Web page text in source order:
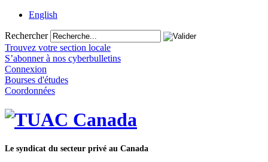
English
Rechercher
Trouvez votre section locale
S’abonner à nos cyberbulletins
Connexion
Bourses d'études
Coordonnées
Le syndicat du secteur privé au Canada